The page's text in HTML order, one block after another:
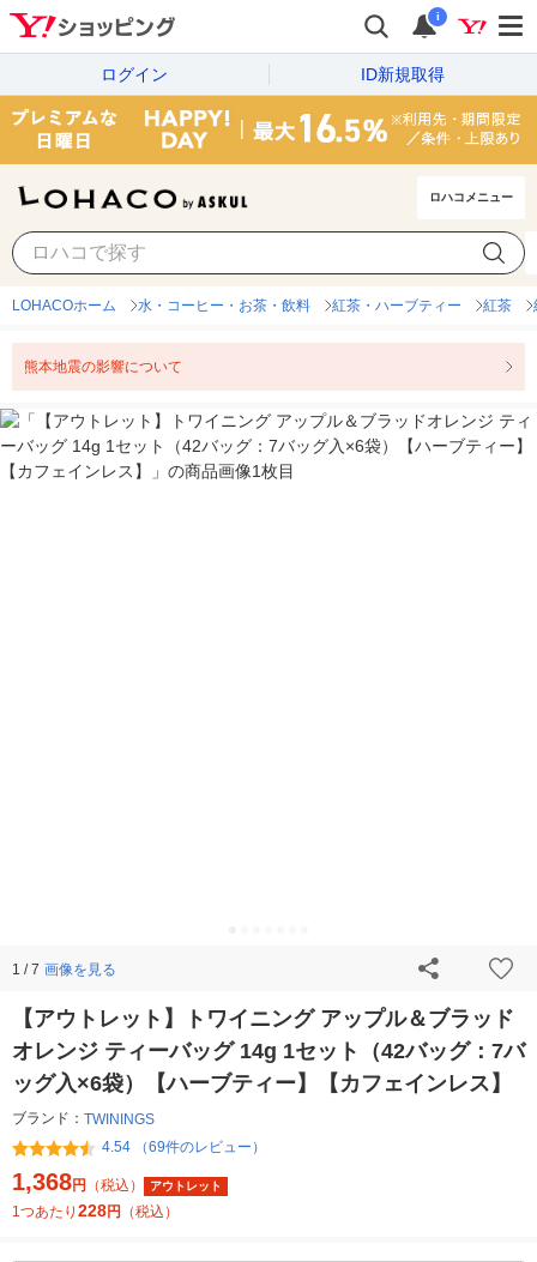
i
ログイン ID新規取得
ロハコメニュー
LOHACOホーム 水・コーヒー・お茶・飲料 紅茶・ハーブティー 紅茶
熊本地震の影響について
1 / 7 画像を見る
【アウトレット】トワイニング アップル＆ブラッド
オレンジ ティーバッグ 14g 1セット（42バッグ：7バ
ッグ入×6袋）【ハーブティー】【カフェインレス】
ブランド： TWININGS
4.54 （69件のレビュー）
1,368円 （税込） アウトレット
1つあたり 228円 （税込）